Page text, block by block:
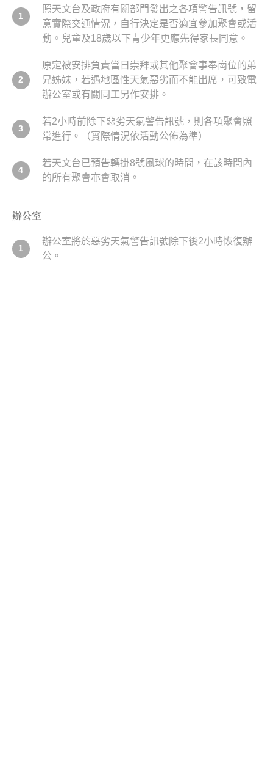
1
照天文台及政府有關部門發出之各項警告訊號，留
意實際交通情況，自行決定是否適宜參加聚會或活
動。兒童及18歲以下青少年更應先得家長同意。
2
原定被安排負責當日崇拜或其他聚會事奉崗位的弟
兄姊妹，若遇地區性天氣惡劣而不能出席，可致電
辦公室或有關同工另作安排。
3
若2小時前除下惡劣天氣警告訊號，則各項聚會照
常進行。（實際情況依活動公佈為準）
4
若天文台已預告轉掛8號風球的時間，在該時間內
的所有聚會亦會取消。
辦公室
1
辦公室將於惡劣天氣警告訊號除下後2小時恢復辦
公。